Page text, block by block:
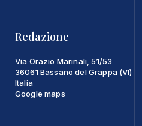
Redazione
Via Orazio Marinali, 51/53
36061 Bassano del Grappa (VI)
Italia
Google maps